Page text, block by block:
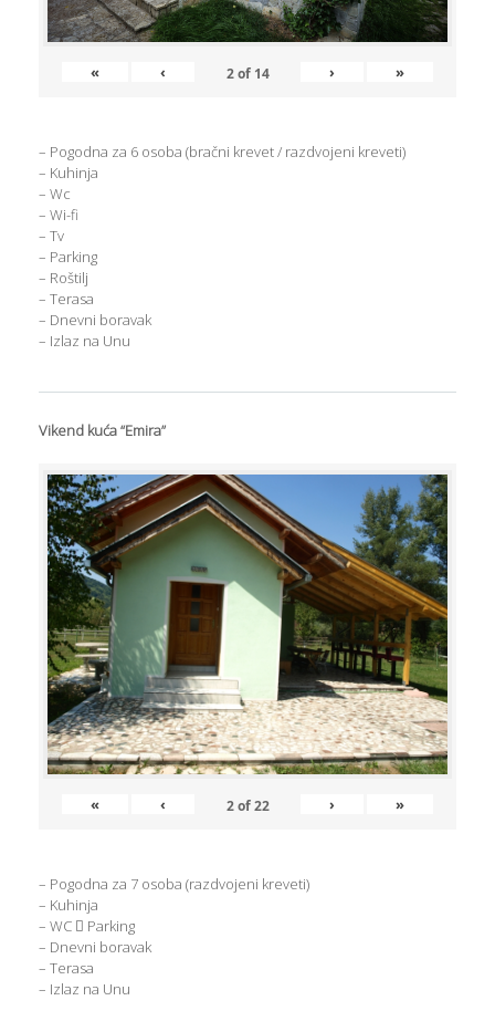
« ‹ 2of 14 › »
– Pogodna za 6 osoba (bračni krevet / razdvojeni kreveti)
– Kuhinja
– Wc
– Wi-fi
– Tv
– Parking
– Roštilj
– Terasa
– Dnevni boravak
– Izlaz na Unu
Vikend kuća “Emira”
« ‹ 2of22 › »
– Pogodna za 7 osoba (razdvojeni kreveti)
– Kuhinja
– WC  Parking
– Dnevni boravak
– Terasa
– Izlaz na Unu